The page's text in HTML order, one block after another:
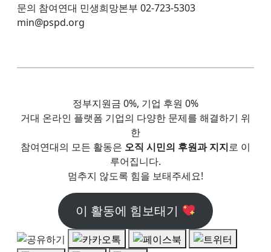
문의 참여연대 민생희망본부 02-723-5303
min@pspd.org
정부지원금 0%, 기업 후원 0%
거대 온라인 플랫폼 기업의 다양한 문제를 해결하기 위
한
참여연대의 모든 활동은 오직 시민의 후원과 지지로 이
루어집니다.
멈추지 않도록 힘을 보태주세요!
이 활동에 힘보태기